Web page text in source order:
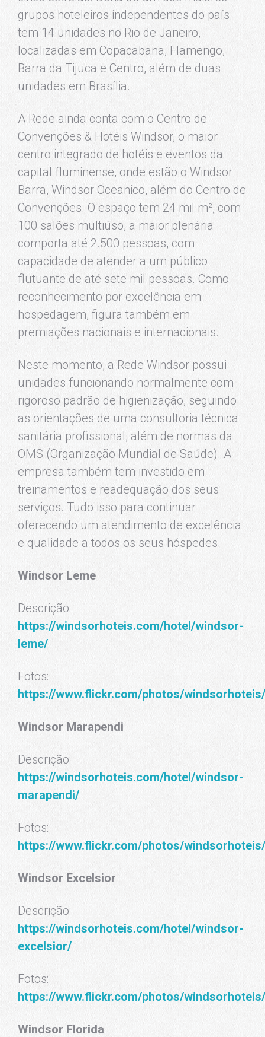
grupos hoteleiros independentes do país
tem 14 unidades no Rio de Janeiro,
localizadas em Copacabana, Flamengo,
Barra da Tijuca e Centro, além de duas
unidades em Brasília.
A Rede ainda conta com o Centro de
Convenções & Hotéis Windsor, o maior
centro integrado de hotéis e eventos da
capital fluminense, onde estão o Windsor
Barra, Windsor Oceanico, além do Centro de
Convenções. O espaço tem 24 mil m², com
100 salões multiúso, a maior plenária
comporta até 2.500 pessoas, com
capacidade de atender a um público
flutuante de até sete mil pessoas. Como
reconhecimento por excelência em
hospedagem, figura também em
premiações nacionais e internacionais.
Neste momento, a Rede Windsor possui
unidades funcionando normalmente com
rigoroso padrão de higienização, seguindo
as orientações de uma consultoria técnica
sanitária profissional, além de normas da
OMS (Organização Mundial de Saúde). A
empresa também tem investido em
treinamentos e readequação dos seus
serviços. Tudo isso para continuar
oferecendo um atendimento de excelência
e qualidade a todos os seus hóspedes.
Windsor Leme
Descrição:
https://windsorhoteis.com/hotel/windsor-
leme/
Fotos:
https://www.flickr.com/photos/
Windsor Marapendi
Descrição:
https://windsorhoteis.com/hotel/windsor-
marapendi/
Fotos:
https://www.flickr.com/photos/
Windsor Excelsior
Descrição:
https://windsorhoteis.com/hotel/windsor-
excelsior/
Fotos:
https://www.flickr.com/photos/
Windsor Florida